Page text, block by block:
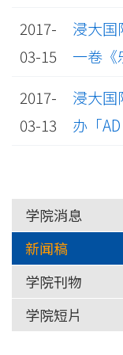
2017-
03-15
浸大国
一卷
2017-
03-13
浸大国
办「
学院消息
新闻稿
学院刊物
学院短片